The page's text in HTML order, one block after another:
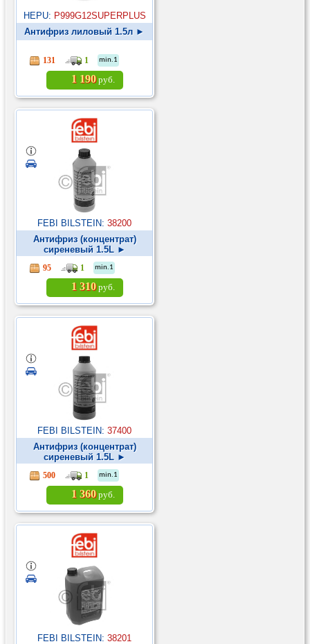
HEPU: P999G12SUPERPLUS
Антифриз лиловый 1.5л ►
131 1 min.1
1 190руб.
FEBI BILSTEIN: 38200
Антифриз (концентрат)
сиреневый 1.5L ►
95 1 min.1
1 310руб.
FEBI BILSTEIN: 37400
Антифриз (концентрат)
сиреневый 1.5L ►
500 1 min.1
1 360руб.
FEBI BILSTEIN: 38201